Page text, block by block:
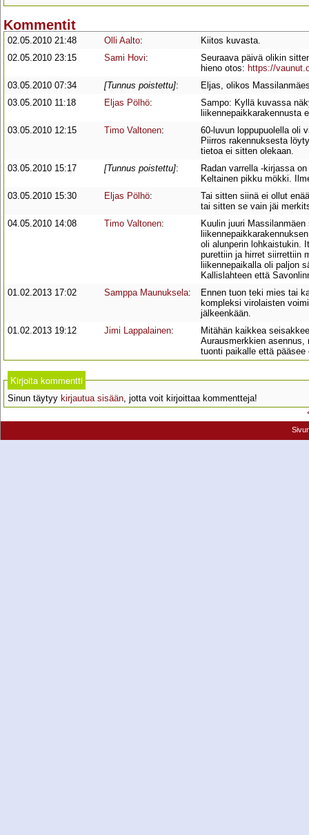
Kommentit
02.05.2010 21:48 Olli Aalto:
Kiitos kuvasta.
02.05.2010 23:15
Sami Hovi:
Seuraava päivä olikin
hieno otos: https://
03.05.2010 07:34
[Tunnus poistettu]:
Eljas, olikos
03.05.2010 11:18
Eljas Pölhö:
Sampo: Kyllä kuvassa
liikennepaikkarakennusta
03.05.2010 12:15
Timo Valtonen:
60-luvun loppupuolella oli
Piirros rakennuksesta
tietoa ei sitten olekaan.
03.05.2010 15:17
[Tunnus poistettu]:
Radan varrella -kirjassa
Keltainen pikku mökki.
03.05.2010 15:30
Eljas Pölhö:
Tai sitten siinä ei ollut
tai sitten se vain jäi
04.05.2010 14:08
Timo Valtonen:
Kuulin juuri
oli alunperin lohkaistukin.
purettiin ja hirret siirrettiin
liikennepaikalla oli paljon
Kallislahteen että
01.02.2013 17:02
Samppa Maunuksela:
Ennen tuon teki mies tai
kompleksi virolaisten
jälkeenkään.
01.02.2013 19:12
Jimi Lappalainen:
Mitähän kaikkea
Aurausmerkkien
tuonti paikalle että
Kirjoita kommentti
Sinun täytyy kirjautua sisään, jotta voit kirjoittaa kommentteja!